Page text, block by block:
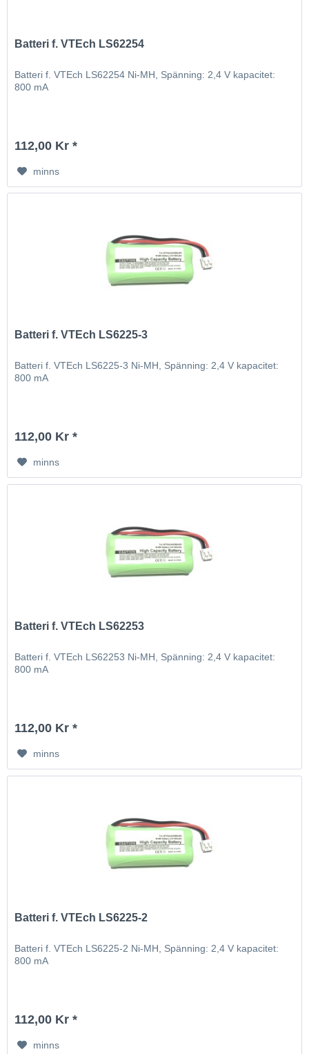
Batteri f. VTEch LS62254
Batteri f. VTEch LS62254 Ni-MH, Spänning: 2,4 V kapacitet:
800 mA
112,00 Kr *
minns
Batteri f. VTEch LS6225-3
Batteri f. VTEch LS6225-3 Ni-MH, Spänning: 2,4 V kapacitet:
800 mA
112,00 Kr *
minns
Batteri f. VTEch LS62253
Batteri f. VTEch LS62253 Ni-MH, Spänning: 2,4 V kapacitet:
800 mA
112,00 Kr *
minns
Batteri f. VTEch LS6225-2
Batteri f. VTEch LS6225-2 Ni-MH, Spänning: 2,4 V kapacitet:
800 mA
112,00 Kr *
minns